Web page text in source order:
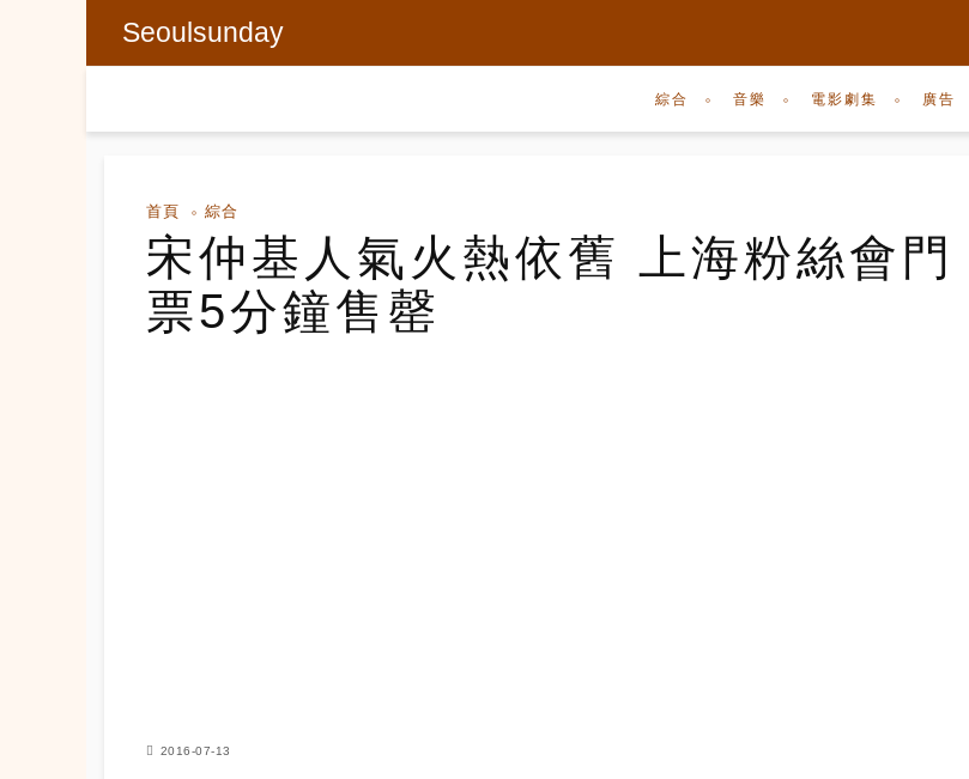
Seoulsunday
綜合 音樂 電影劇集 廣告
首頁 綜合
宋仲基人氣火熱依舊 上海粉絲會門
票5分鐘售罄
2016-07-13